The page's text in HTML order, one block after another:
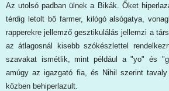
Az utolsó padban ülnek a Bikák. Őket
térdig letolt bő farmer, kilógó alsógatya,
rapperekre jellemző gesztikulálás jellemzi a
az átlagosnál kisebb szókészlettel
szavakat ismétlik, mint például a "yo" és
amúgy az igazgató fia, és Nihil szerint
közben behiperlazult.